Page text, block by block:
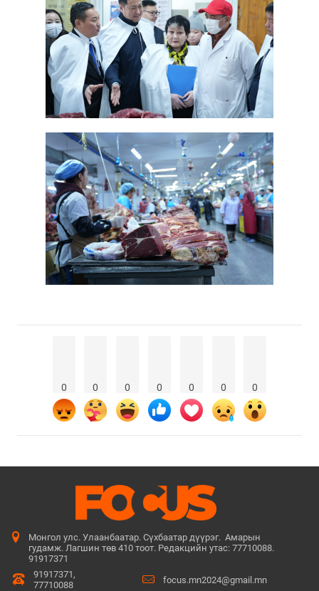
0 0 0 0 0 0 0
Монгол улс. Улаанбаатар. Сүхбаатар дүүрэг. Амарын
гудамж. Лагшин төв 410 тоот. Редакцийн утас: 77710088.
91917371
91917371,
77710088
focus.mn2024@gmail.mn